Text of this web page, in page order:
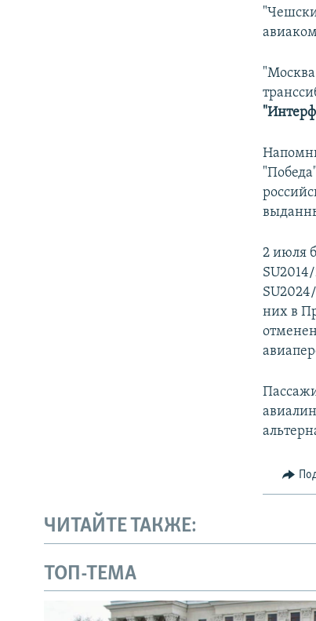
2 июля
них в
ЧИТАЙТЕ ТАКЖЕ:
ТОП-ТЕМА